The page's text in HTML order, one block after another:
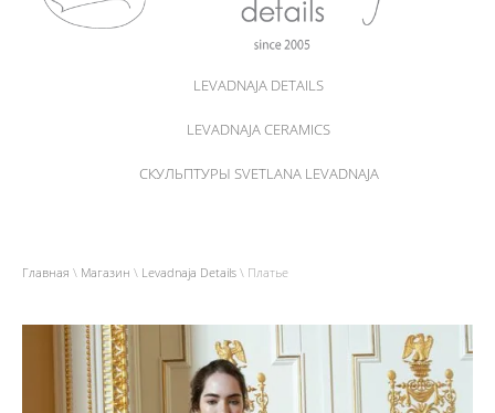
LEVADNAJA DETAILS
LEVADNAJA CERAMICS
СКУЛЬПТУРЫ SVETLANA LEVADNAJA
Главная \ Магазин \ Levadnaja Details \ Платье